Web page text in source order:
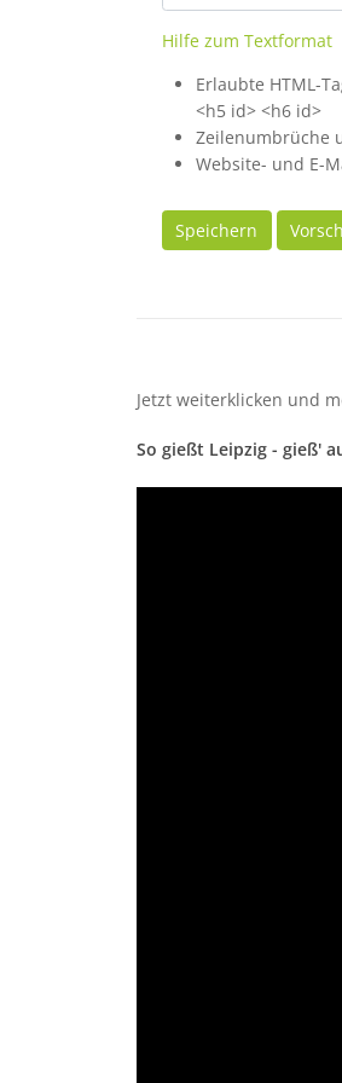
Hilfe zum Textformat
Erlaubte HTML-
<h5 id> <h6 id>
Zeilenumbrüche
Website- und E-
Speichern
Jetzt weiterklicken und
So gießt Leipzig - gieß'